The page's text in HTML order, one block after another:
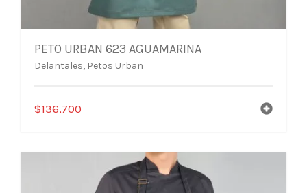
PETO URBAN 623 AGUAMARINA
Delantales, Petos Urban
$136,700